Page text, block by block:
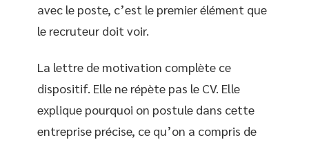
avec le poste, c’est le premier élément que
le recruteur doit voir.
La lettre de motivation complète ce
dispositif. Elle ne répète pas le CV. Elle
explique pourquoi on postule dans cette
entreprise précise, ce qu’on a compris de